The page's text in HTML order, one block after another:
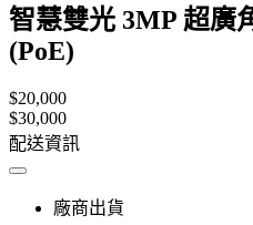
智慧雙光 3MP 超廣
(PoE)
$20,000
$30,000
配送資訊
廠商出貨